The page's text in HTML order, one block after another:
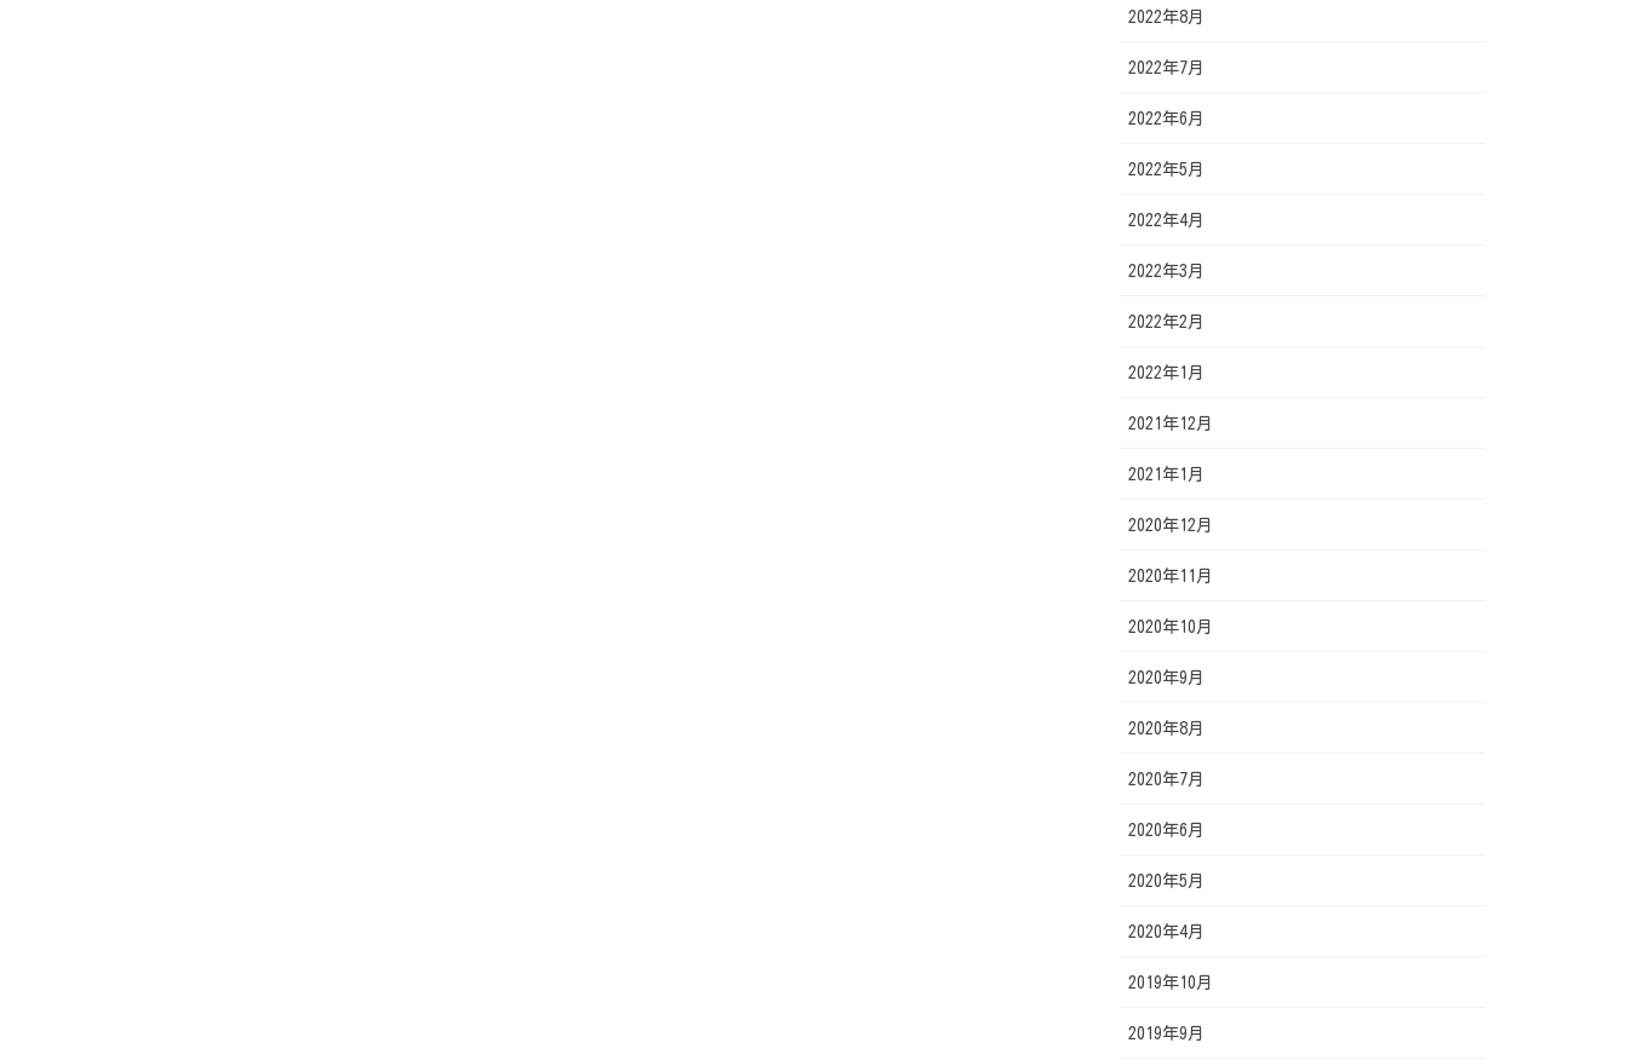
2022年8月
2022年7月
2022年6月
2022年5月
2022年4月
2022年3月
2022年2月
2022年1月
2021年12月
2021年1月
2020年12月
2020年11月
2020年10月
2020年9月
2020年8月
2020年7月
2020年6月
2020年5月
2020年4月
2019年10月
2019年9月